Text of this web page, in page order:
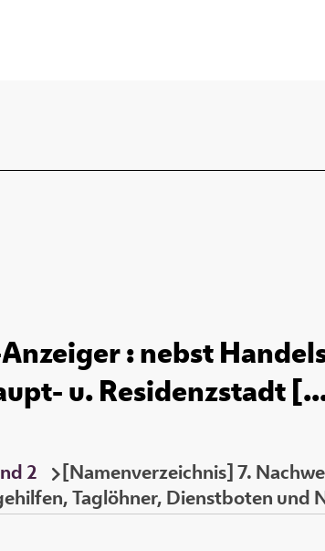
: nebst
u. Residenzstadt
2
[Namenverzeichnis] 7.
Taglöhner, Dienstboten und